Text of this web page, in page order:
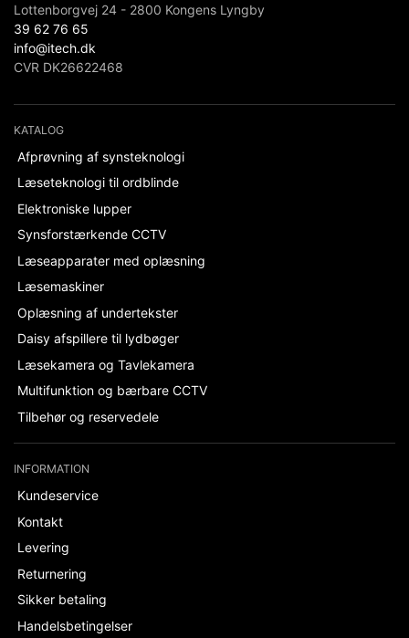
Lottenborgvej 24 - 2800 Kongens Lyngby
39 62 76 65
info@itech.dk
CVR DK26622468
KATALOG
Afprøvning af synsteknologi
Læseteknologi til ordblinde
Elektroniske lupper
Synsforstærkende CCTV
Læseapparater med oplæsning
Læsemaskiner
Oplæsning af undertekster
Daisy afspillere til lydbøger
Læsekamera og Tavlekamera
Multifunktion og bærbare CCTV
Tilbehør og reservedele
INFORMATION
Kundeservice
Kontakt
Levering
Returnering
Sikker betaling
Handelsbetingelser